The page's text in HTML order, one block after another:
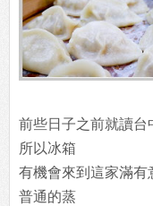
前些日子之前就讀台
所以冰箱
有機會來到這家滿有
普通的蒸